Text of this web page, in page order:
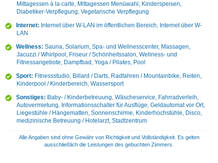
Mittagessen à la carte, Mittagessen Menüwahl, Kinderspeisen,
Diabetiker-Verpflegung, Vegetarische Verpflegung
Internet: Internet über W-LAN im öffentlichen Bereich, Internet über W-
LAN
Wellness: Sauna, Solarium, Spa- und Wellnesscenter, Massagen,
Jacuzzi / Whirlpool, Friseur / Schönheitssalon, Wellness- und
Fitnessangebote, Dampfbad, Yoga / Pilates, Pool
Sport: Fitnessstudio, Billard / Darts, Radfahren / Mountainbike, Reiten,
Kinderpool / Kinderbereich, Wassersport
Sonstiges: Baby- / Kinderbetreuung, Wäscheservice, Fahrradverleih,
Autovermietung, Informationsschalter für Ausflüge, Geldautomat vor Ort,
Liegestühle / Hängematten, Sonnenschirme, Kinderhochstühle, Disco,
medizinische Betreuung / Hotelarzt, Stadtzentrum
Alle Angaben sind ohne Gewähr von Richtigkeit und Vollständigkeit. Es gelten
ausschließlich die Leistungen des gebuchten Zimmers.